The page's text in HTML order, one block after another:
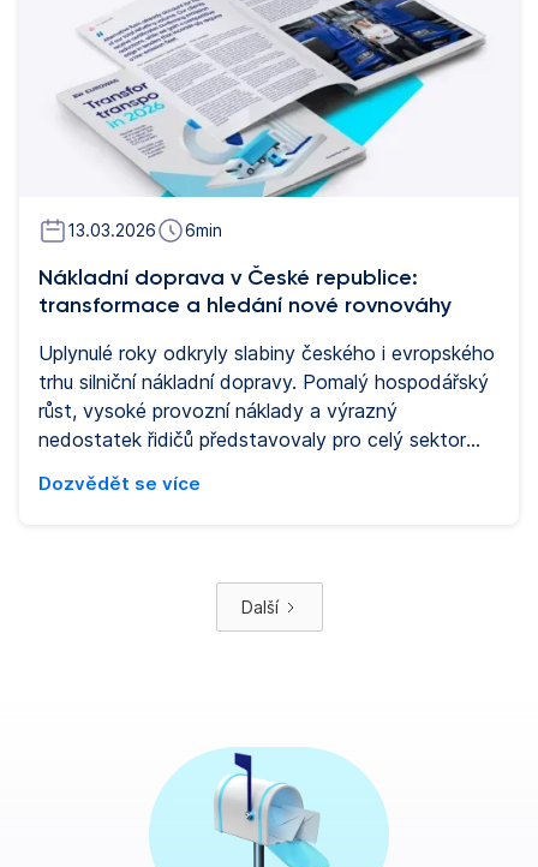
co je to EETS, jak funguje v praxi a proč hraje
klíčovou roli při automatizaci mýtného pro nákladní
automobily v Evropě.
13.03.2026 6min
Nákladní doprava v České republice:
transformace a hledání nové rovnováhy
Uplynulé roky odkryly slabiny českého i evropského
trhu silniční nákladní dopravy. Pomalý hospodářský
růst, vysoké provozní náklady a výrazný
nedostatek řidičů představovaly pro celý sektor
staly katalyzátorem změn – urychlily digitalizaci,
systematičtěji a strategičtěji.
Dozvědět se více
Další